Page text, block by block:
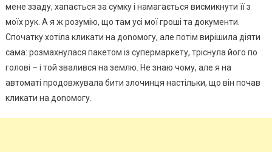
мене ззаду, хапається за сумку і намагається висмикнути її з
моїх рук. А я ж розумію, що там усі мої гроші та документи.
Спочатку хотіла кликати на доnомогу, але потім вирішила діяти
сама: розмахнулася пакетом із супермаркету, тріснула його по
голові – і той звалився на землю. Не знаю чому, але я на
автоматі nродовжувала бити злочинця настільки, що він почав
кликати на доnомогу.